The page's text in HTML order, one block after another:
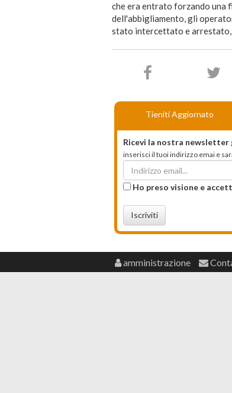
che era entrato forzando una
dell'abbigliamento, gli
stato intercettato e
Tieniti Aggiornato
Ricevi la nostra newsletter
inserisci il tuoi indirizzo emai e
Ho preso visione e
Iscriviti
amministrazione